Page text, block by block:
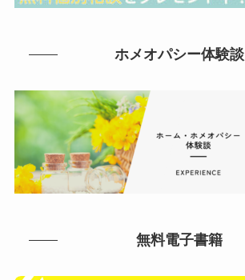
ホメオパシー体験談
無料電子書籍